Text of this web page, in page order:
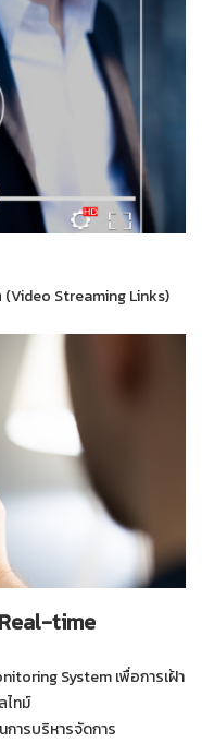
Streaming Links)
time
System เพื่อการเฝ้า
ไทม์
ารบริหารจัดการ